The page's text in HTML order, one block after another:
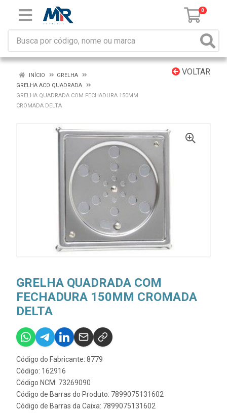
0
VOLTAR
INÍCIO
GRELHA
GRELHA ACO QUADRADA
GRELHA QUADRADA COM FECHADURA 150MM
CROMADA DELTA
GRELHA QUADRADA COM
FECHADURA 150MM CROMADA
DELTA
Código do Fabricante: 8779
Código: 162916
Código NCM: 73269090
Código de Barras do Produto: 7899075131602
Código de Barras da Caixa: 7899075131602